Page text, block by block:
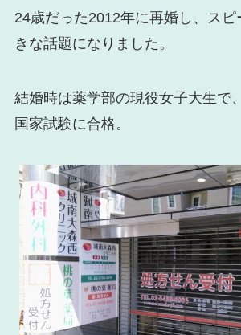
24歳だった2012年に再婚し、スピ
きな話題になりました。
結婚時は薬学部の現役女子大生で
国家試験に合格。